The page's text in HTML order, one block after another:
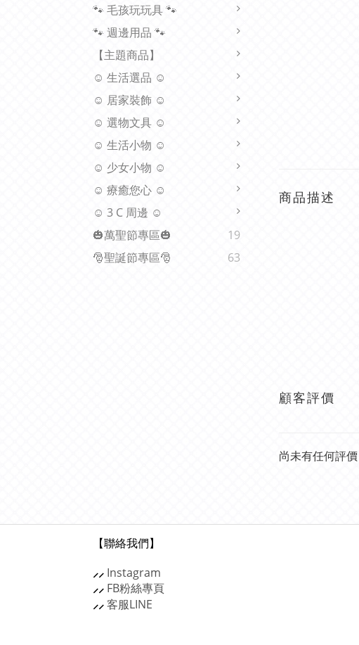
🐾 毛孩玩玩具 🐾
🐾 週邊用品 🐾
【主題商品】
☺ 生活選品 ☺
☺ 居家裝飾 ☺
☺ 選物文具 ☺
☺ 生活小物 ☺
☺ 少女小物 ☺
☺ 療癒您心 ☺
☺ 3 C 周邊 ☺
🎃萬聖節專區🎃
19
🎅聖誕節專區🎅
63
商品描述
顧客評價
尚未有任何評價
【聯絡我們】
⸝⸝ Instagram
⸝⸝ FB粉絲專頁
⸝⸝客服LINE